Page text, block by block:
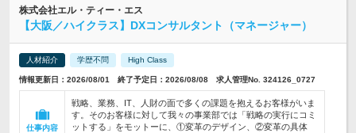
株式会社エル・ティー・エス
【大阪／ハイクラス】DXコンサルタント（マネージャー）
人材紹介 学歴不問 High Class
情報更新日：2026/08/01 終了予定日：2026/08/08 求人管理No. 324126_0727
仕事内容
戦略、業務、IT、人財の面で多くの課題を抱えるお客様がいま
す。そのお客様に対して我々の事業部では「戦略の実行にコミ
ットする」をモットーに、①変革のデザイン、②変革の具体